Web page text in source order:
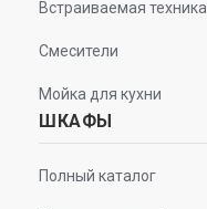
Встраиваемая техника
Смесители
Мойка для кухни
ШКАФЫ
Полный каталог